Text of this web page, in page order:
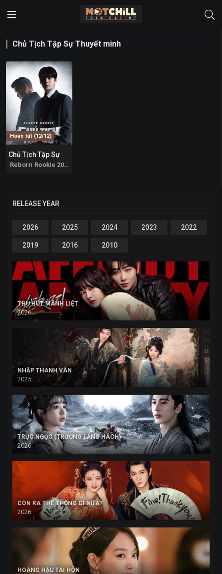
Chủ Tịch Tập Sự Thuyết minh
Hoàn tất (12/12)
Chủ Tịch Tập Sự
Reborn Rookie 2026
RELEASE YEAR
2026 2025 2024 2023 2022
2019 2016 2010
THU HÚT MÃNH LIỆT
2026
NHẬP THANH VÂN
2025
TRỤC NGỌC (TRƯƠNG LĂNG HÁCH)
2026
CÒN RA THỂ THỐNG GÌ NỮA?
2026
HOÀNG HẬU TÁI HÔN